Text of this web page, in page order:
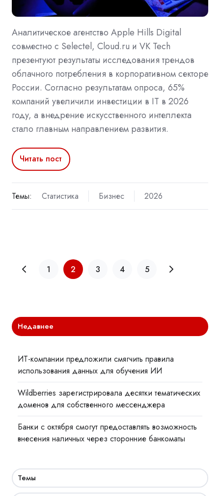
Аналитическое агентство Apple Hills Digital
совместно с Selectel, Cloud.ru и VK Tech
презентуют результаты исследования трендов
облачного потребления в корпоративном секторе
России. Согласно результатам опроса, 65%
компаний увеличили инвестиции в IT в 2026
году, а внедрение искусственного интеллекта
стало главным направлением развития.
Читать пост
Темы: Статистика Бизнес 2026
1 2 3 4 5
Недавнее
ИТ-компании предложили смягчить правила
использования данных для обучения ИИ
Wildberries зарегистрировала десятки тематических
доменов для собственного мессенджера
Банки с октября смогут предоставлять возможность
внесения наличных через сторонние банкоматы
Темы